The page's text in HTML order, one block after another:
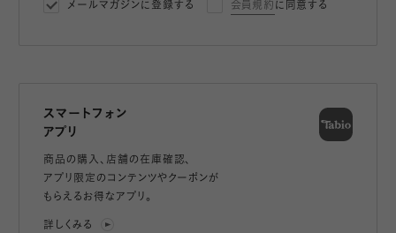
メールマガジンに登録する 会員規約 に同意する
スマートフォン
アプリ
商品の購入、店舗の在庫確認、
アプリ限定のコンテンツやクーポンが
もらえるお得なアプリ。
詳しくみる